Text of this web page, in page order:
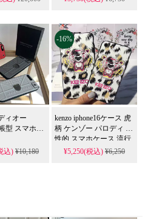
をご連絡し、配送状況
いただけます。
発生した場合は、迅速
ご安心ください。
マーサポート
サービスチームは、年
オシャレ 高品質 薄型
ィオー
型 スマホケ
込)¥10,180
-16%
kenzo iphone16ケース 虎
柄 ケンゾー パロディ 個
性的 スマホケース 流行
り 大人気 TB2446
¥5,250(税込) ¥6,250